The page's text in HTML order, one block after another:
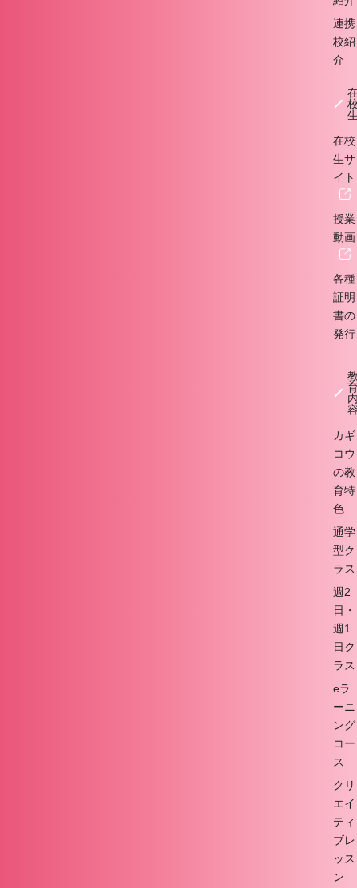
連携
校紹
介
在校
生サ
イト
授業
動画
各種
証明
書の
発行
カギ
コウ
の教
育特
色
通学
型ク
ラス
週2
日・
週1
日ク
ラス
eラ
ーニ
ング
コー
ス
クリ
エイ
ティ
ブレ
ッス
ン